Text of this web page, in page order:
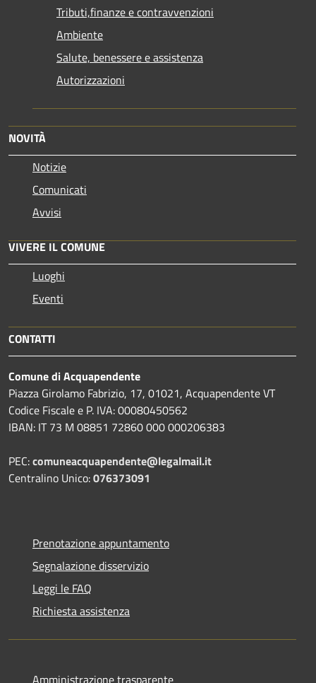
Tributi,finanze e contravvenzioni
Ambiente
Salute, benessere e assistenza
Autorizzazioni
NOVITÀ
Notizie
Comunicati
Avvisi
VIVERE IL COMUNE
Luoghi
Eventi
CONTATTI
Comune di Acquapendente
Piazza Girolamo Fabrizio, 17, 01021, Acquapendente VT
Codice Fiscale e P. IVA: 00080450562
IBAN: IT 73 M 08851 72860 000 000206383
PEC:comuneacquapendente@legalmail.it
Centralino Unico:076373091
Prenotazione appuntamento
Segnalazione disservizio
Leggi le FAQ
Richiesta assistenza
Amministrazione trasparente